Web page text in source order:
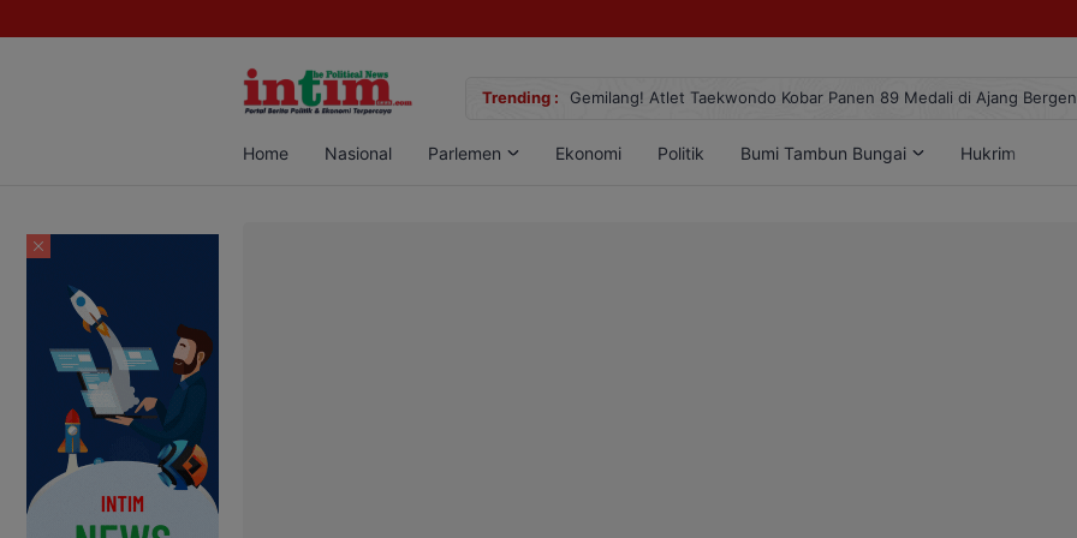
Trending :
Sabu di Pangkalan Bun, Dua Pelaku Diamankan Gemilang! Atlet Taekwondo Kobar Panen 89 Medali di Ajang
Home Nasional Parlemen Ekonomi Politik Bumi Tambun Bungai Hukrim